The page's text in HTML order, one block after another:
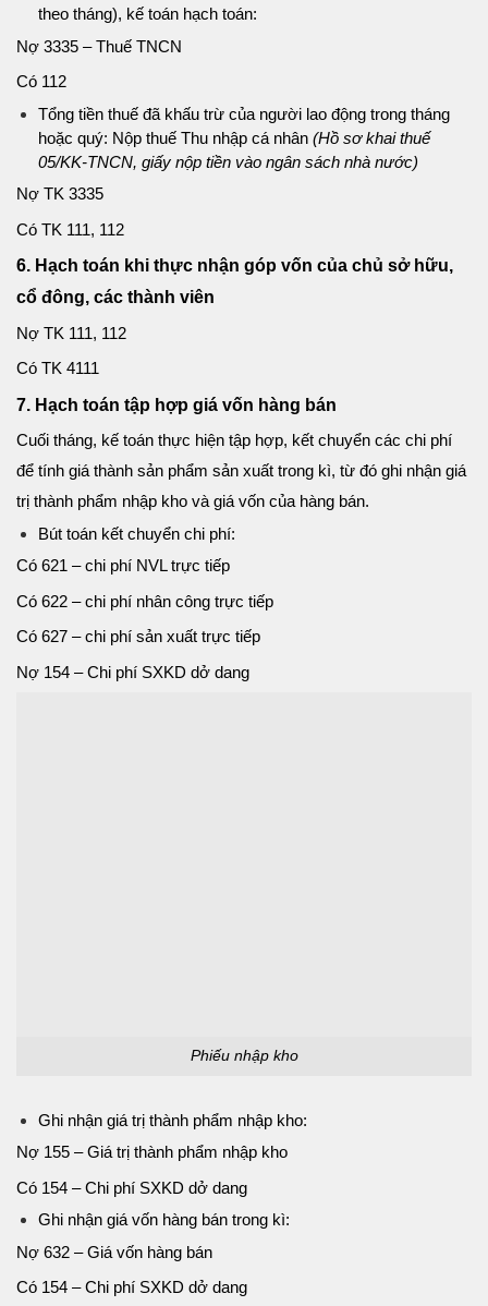
theo tháng), kế toán hạch toán:
Nợ 3335 – Thuế TNCN
Có 112
Tổng tiền thuế đã khấu trừ của người lao động trong tháng
hoặc quý: Nộp thuế Thu nhập cá nhân(Hồ sơ khai thuế
05/KK-TNCN, giấy nộp tiền vào ngân sách nhà nước)
Nợ TK 3335
Có TK 111, 112
6. Hạch toán khi thực nhận góp vốn của chủ sở hữu,
cổ đông, các thành viên
Nợ TK 111, 112
Có TK 4111
7. Hạch toán tập hợp giá vốn hàng bán
Cuối tháng, kế toán thực hiện tập hợp, kết chuyển các chi phí
để tính giá thành sản phẩm sản xuất trong kì, từ đó ghi nhận giá
trị thành phẩm nhập kho và giá vốn của hàng bán.
Bút toán kết chuyển chi phí:
Có 621 – chi phí NVL trực tiếp
Có 622 – chi phí nhân công trực tiếp
Có 627 – chi phí sản xuất trực tiếp
Nợ 154 – Chi phí SXKD dở dang
Phiếu nhập kho
Ghi nhận giá trị thành phẩm nhập kho:
Nợ 155 – Giá trị thành phẩm nhập kho
Có 154 – Chi phí SXKD dở dang
Ghi nhận giá vốn hàng bán trong kì:
Nợ 632 – Giá vốn hàng bán
Có 154 – Chi phí SXKD dở dang